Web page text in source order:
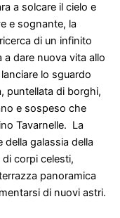
a solcare il cielo e
e sognante, la
di un infinito
dare nuova vita allo
lo sguardo
puntellata di borghi,
e sospeso che
Tavarnelle. La
galassia della
corpi celesti,
panoramica
di nuovi astri.